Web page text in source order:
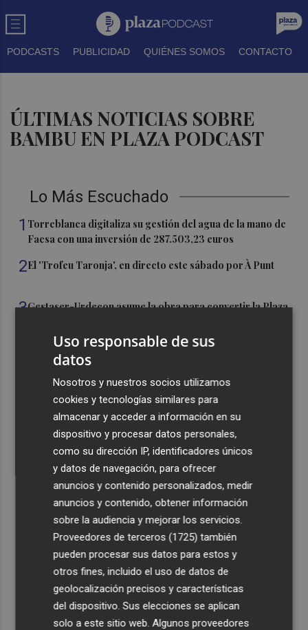
PODCASTS PUBLICIDAD QUIÉNES SOMOS CONTACTO
ÚLTIMAS NOTICIAS SOBRE
BAMBU EN PLAZA PODCAST
Lo Más Escuchado
1 Torreblanca digitaliza su gestión del agua de la mano de
Facsa con una inversión de 287.503,23 euros
2El 'Trofeu Taronja', en directo este sábado por À Punt
3Gestaser-Urdecon asume la obra para convertir la Plaza
El PSPV denuncia que Carrasco "perdona 2 de cada 3
multas por ensuciar la vía pública en Castelló"
Ignite reunirá 35 ponencias, 15 pósteres y expertos
internacionales para analizar el futuro de la industria
cerámica
Recibe toda la actualidad de
Plaza Podcast en tu correo
Quiero suscribirme
Uso responsable de sus
datos
Nosotros y nuestros socios utilizamos
cookies y tecnologías similares para
almacenar y acceder a información en su
dispositivo y procesar datos personales,
como su dirección IP, identificadores únicos
y datos de navegación, para ofrecer
anuncios y contenido personalizados, medir
anuncios y contenido, obtener información
sobre la audiencia y mejorar los servicios.
Proveedores de terceros (1725) también
pueden procesar sus datos para estos y
otros fines, incluido el uso de datos de
geolocalización precisos y características
del dispositivo. Sus elecciones se aplican
solo a este sitio web. Algunos proveedores